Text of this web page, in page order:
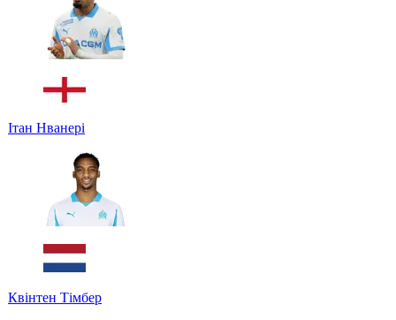
Ітан Нванері
Квінтен Тімбер